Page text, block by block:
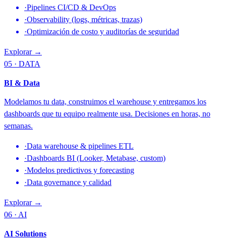
·Pipelines CI/CD & DevOps
·Observability (logs, métricas, trazas)
·Optimización de costo y auditorías de seguridad
Explorar →
05 · DATA
BI & Data
Modelamos tu data, construimos el warehouse y entregamos los
dashboards que tu equipo realmente usa. Decisiones en horas, no
semanas.
·Data warehouse & pipelines ETL
·Dashboards BI (Looker, Metabase, custom)
·Modelos predictivos y forecasting
·Data governance y calidad
Explorar →
06 · AI
AI Solutions